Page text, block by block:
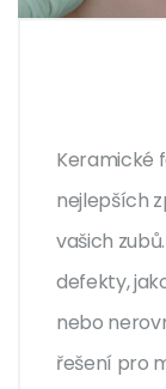
Keramické
nejlepších
vašich
defekty,
nebo
řešení pro